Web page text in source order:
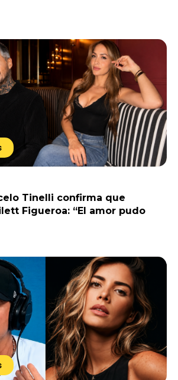
Tinelli confirma que
Figueroa: “El amor pudo